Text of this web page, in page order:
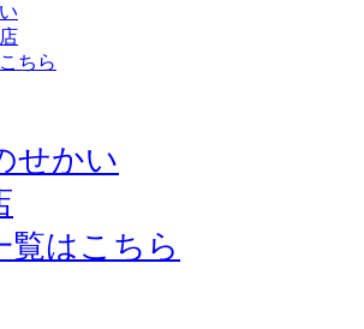
ちら
せかい
覧はこちら